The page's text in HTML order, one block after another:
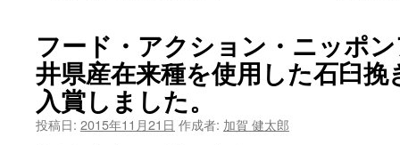
ッ
フード・アクション・ニッポ
井県産在来種を使用した石臼
入賞しました。
投稿日: 2015年11月21日 作成者: 加賀 健太郎